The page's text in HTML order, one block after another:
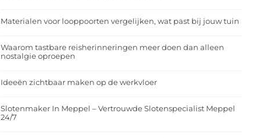
Materialen voor looppoorten vergelijken, wat past bij jouw tuin
Waarom tastbare reisherinneringen meer doen dan alleen
nostalgie oproepen
Ideeën zichtbaar maken op de werkvloer
Slotenmaker In Meppel – Vertrouwde Slotenspecialist Meppel
24/7